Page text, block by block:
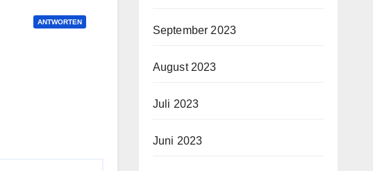
ANTWORTEN
September 2023
August 2023
Juli 2023
Juni 2023